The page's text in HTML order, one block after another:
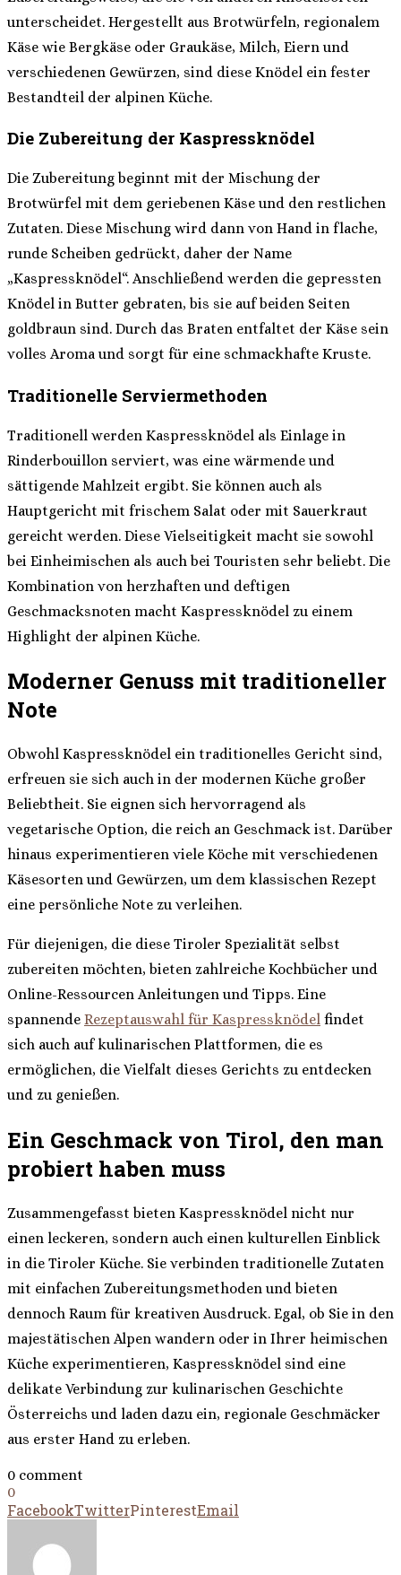
unterscheidet. Hergestellt aus Brotwürfeln, regionalem
Käse wie Bergkäse oder Graukäse, Milch, Eiern und
verschiedenen Gewürzen, sind diese Knödel ein fester
Bestandteil der alpinen Küche.
Die Zubereitung der Kaspressknödel
Die Zubereitung beginnt mit der Mischung der
Brotwürfel mit dem geriebenen Käse und den restlichen
Zutaten. Diese Mischung wird dann von Hand in flache,
runde Scheiben gedrückt, daher der Name
„Kaspressknödel“. Anschließend werden die gepressten
Knödel in Butter gebraten, bis sie auf beiden Seiten
goldbraun sind. Durch das Braten entfaltet der Käse sein
volles Aroma und sorgt für eine schmackhafte Kruste.
Traditionelle Serviermethoden
Traditionell werden Kaspressknödel als Einlage in
Rinderbouillon serviert, was eine wärmende und
sättigende Mahlzeit ergibt. Sie können auch als
Hauptgericht mit frischem Salat oder mit Sauerkraut
gereicht werden. Diese Vielseitigkeit macht sie sowohl
bei Einheimischen als auch bei Touristen sehr beliebt. Die
Kombination von herzhaften und deftigen
Geschmacksnoten macht Kaspressknödel zu einem
Highlight der alpinen Küche.
Moderner Genuss mit traditioneller
Note
Obwohl Kaspressknödel ein traditionelles Gericht sind,
erfreuen sie sich auch in der modernen Küche großer
Beliebtheit. Sie eignen sich hervorragend als
vegetarische Option, die reich an Geschmack ist. Darüber
hinaus experimentieren viele Köche mit verschiedenen
Käsesorten und Gewürzen, um dem klassischen Rezept
eine persönliche Note zu verleihen.
Für diejenigen, die diese Tiroler Spezialität selbst
zubereiten möchten, bieten zahlreiche Kochbücher und
Online-Ressourcen Anleitungen und Tipps. Eine
spannende Rezeptauswahl für Kaspressknödel findet
sich auch auf kulinarischen Plattformen, die es
ermöglichen, die Vielfalt dieses Gerichts zu entdecken
und zu genießen.
Ein Geschmack von Tirol, den man
probiert haben muss
Zusammengefasst bieten Kaspressknödel nicht nur
einen leckeren, sondern auch einen kulturellen Einblick
in die Tiroler Küche. Sie verbinden traditionelle Zutaten
mit einfachen Zubereitungsmethoden und bieten
dennoch Raum für kreativen Ausdruck. Egal, ob Sie in den
majestätischen Alpen wandern oder in Ihrer heimischen
Küche experimentieren, Kaspressknödel sind eine
delikate Verbindung zur kulinarischen Geschichte
Österreichs und laden dazu ein, regionale Geschmäcker
aus erster Hand zu erleben.
0 comment
0
FacebookTwitterPinterestEmail